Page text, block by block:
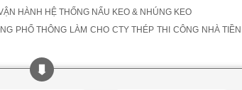
HÀNH HỆ THỐNG NẤU KEO & NHÚNG KEO
PHỔ THÔNG LÀM CHO CTY THÉP THI CÔNG NHÀ